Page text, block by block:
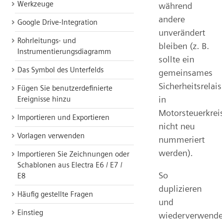
Werkzeuge
Google Drive-Integration
Rohrleitungs- und
Instrumentierungsdiagramm
Das Symbol des Unterfelds
Fügen Sie benutzerdefinierte
Ereignisse hinzu
Importieren und Exportieren
Vorlagen verwenden
Importieren Sie Zeichnungen oder
Schablonen aus Electra E6 / E7 /
E8
Häufig gestellte Fragen
Einstieg
während
andere
unverändert
bleiben (z. B.
sollte ein
gemeinsames
Sicherheitsrelais
in
nicht neu
nummeriert
werden).
So
duplizieren
und